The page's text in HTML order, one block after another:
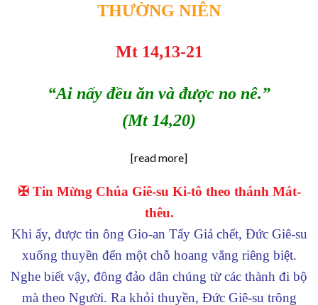
THƯỜNG NIÊN
Mt 14,13-21
“Ai nấy đều ăn và được no nê.”
(Mt 14,20)
[read more]
✠ Tin Mừng Chúa Giê-su Ki-tô theo thánh Mát-
thêu.
Khi ấy, được tin ông Gio-an Tẩy Giả chết, Đức Giê-su
xuống thuyền đến một chỗ hoang vắng riêng biệt.
Nghe biết vậy, đông đảo dân chúng từ các thành đi bộ
mà theo Người. Ra khỏi thuyền, Đức Giê-su trông